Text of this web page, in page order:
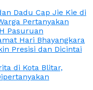
Dadu Cap Jie Kie di
Pertanyakan
Pasuruan
Hari Bhayangkara
Presisi dan Dicintai
di Kota Blitar,